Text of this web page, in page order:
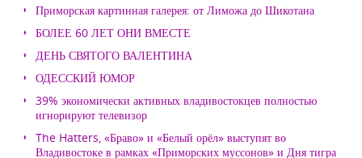
Приморская картинная галерея: от Лиможа до Шикотана
БОЛЕЕ 60 ЛЕТ ОНИ ВМЕСТЕ
ДЕНЬ СВЯТОГО ВАЛЕНТИНА
ОДЕССКИЙ ЮМОР
39% экономически активных владивостокцев полностью
игнорируют телевизор
The Hatters, «Браво» и «Белый орёл» выступят во
Владивостоке в рамках «Приморских муссонов» и Дня тигра